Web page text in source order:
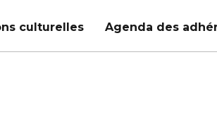
culturelles Agenda des